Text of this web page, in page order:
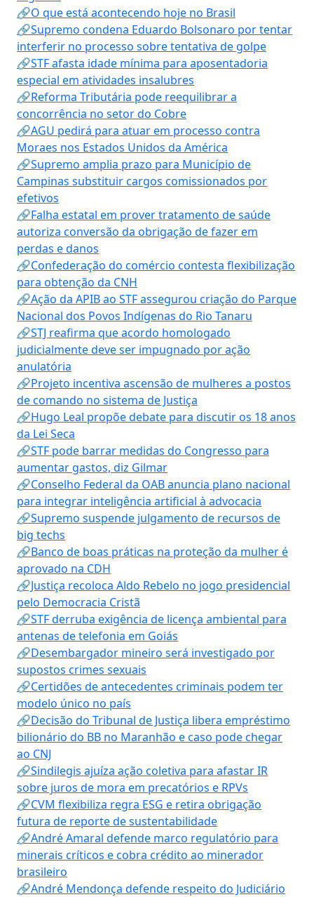
🔗O que está acontecendo hoje no Brasil
🔗Supremo condena Eduardo Bolsonaro por tentar
interferir no processo sobre tentativa de golpe
🔗STF afasta idade mínima para aposentadoria
especial em atividades insalubres
🔗Reforma Tributária pode reequilibrar a
concorrência no setor do Cobre
🔗AGU pedirá para atuar em processo contra
Moraes nos Estados Unidos da América
🔗Supremo amplia prazo para Município de
Campinas substituir cargos comissionados por
efetivos
🔗Falha estatal em prover tratamento de saúde
autoriza conversão da obrigação de fazer em
perdas e danos
🔗Confederação do comércio contesta flexibilização
para obtenção da CNH
🔗Ação da APIB ao STF assegurou criação do Parque
Nacional dos Povos Indígenas do Rio Tanaru
🔗STJ reafirma que acordo homologado
judicialmente deve ser impugnado por ação
anulatória
🔗Projeto incentiva ascensão de mulheres a postos
de comando no sistema de Justiça
🔗Hugo Leal propõe debate para discutir os 18 anos
da Lei Seca
🔗STF pode barrar medidas do Congresso para
aumentar gastos, diz Gilmar
🔗Conselho Federal da OAB anuncia plano nacional
para integrar inteligência artificial à advocacia
🔗Supremo suspende julgamento de recursos de
big techs
🔗Banco de boas práticas na proteção da mulher é
aprovado na CDH
🔗Justiça recoloca Aldo Rebelo no jogo presidencial
pelo Democracia Cristã
🔗STF derruba exigência de licença ambiental para
antenas de telefonia em Goiás
🔗Desembargador mineiro será investigado por
supostos crimes sexuais
🔗Certidões de antecedentes criminais podem ter
modelo único no país
🔗Decisão do Tribunal de Justiça libera empréstimo
bilionário do BB no Maranhão e caso pode chegar
ao CNJ
🔗Sindilegis ajuíza ação coletiva para afastar IR
sobre juros de mora em precatórios e RPVs
🔗CVM flexibiliza regra ESG e retira obrigação
futura de reporte de sustentabilidade
🔗André Amaral defende marco regulatório para
minerais críticos e cobra crédito ao minerador
brasileiro
🔗André Mendonça defende respeito do Judiciário